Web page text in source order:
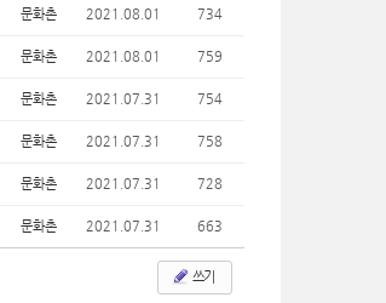
문화촌 2021.08.01 734
문화촌 2021.08.01 759
문화촌 2021.07.31 754
문화촌 2021.07.31 758
문화촌 2021.07.31 728
문화촌 2021.07.31 663
쓰기